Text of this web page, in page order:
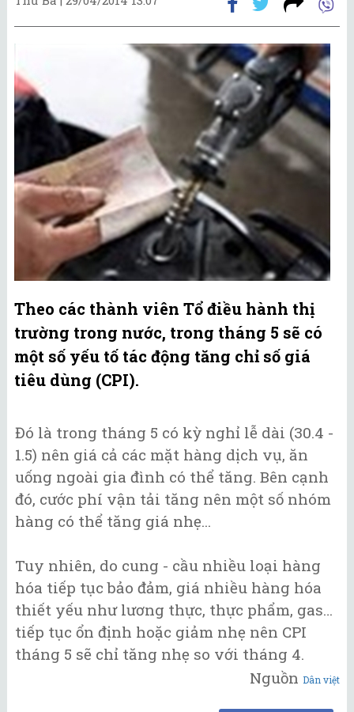
Theo các thành viên Tổ điều hành thị
trường trong nước, trong tháng 5 sẽ có
một số yếu tố tác động tăng chỉ số giá
tiêu dùng (CPI).
Đó là trong tháng 5 có kỳ nghỉ lễ dài (30.4 -
1.5) nên giá cả các mặt hàng dịch vụ, ăn
uống ngoài gia đình có thể tăng. Bên cạnh
đó, cước phí vận tải tăng nên một số nhóm
hàng có thể tăng giá nhẹ...
Tuy nhiên, do cung - cầu nhiều loại hàng
hóa tiếp tục bảo đảm, giá nhiều hàng hóa
thiết yếu như lương thực, thực phẩm, gas…
tiếp tục ổn định hoặc giảm nhẹ nên CPI
tháng 5 sẽ chỉ tăng nhẹ so với tháng 4.
Nguồn Dân việt